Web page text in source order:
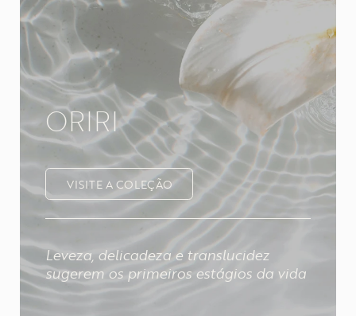
ORIRI
VISITE A COLEÇÃO
Leveza, delicadeza e translucidez
sugerem os primeiros estágios da vida